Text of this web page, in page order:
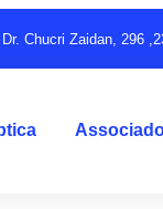
Chucri Zaidan, 296